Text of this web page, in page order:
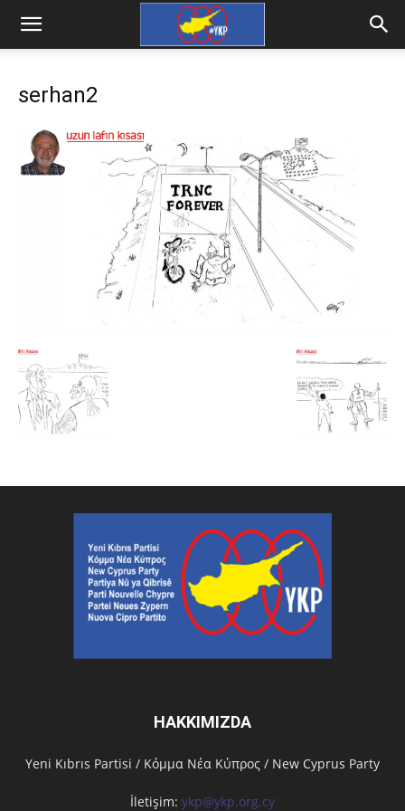
serhan2
HAKKIMIZDA
Υeni Kıbrıs Partisi / Κόμμα Νέα Κύπρος / New Cyprus Party
İletişim: ykp@ykp.org.cy